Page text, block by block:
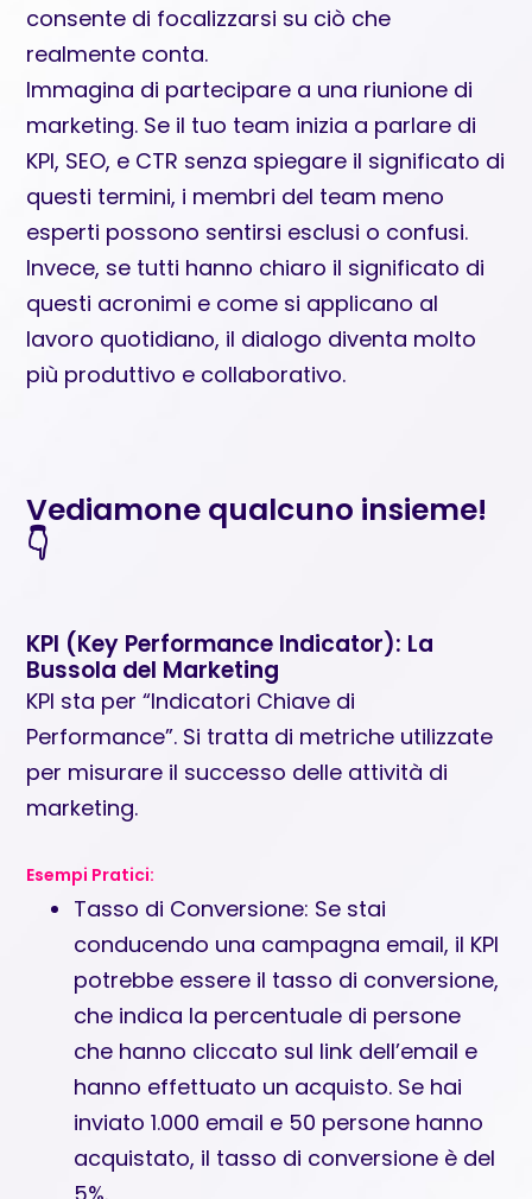
consente di focalizzarsi su ciò che
realmente conta.
Immagina di partecipare a una riunione di
marketing. Se il tuo team inizia a parlare di
KPI, SEO, e CTR senza spiegare il significato di
questi termini, i membri del team meno
esperti possono sentirsi esclusi o confusi.
Invece, se tutti hanno chiaro il significato di
questi acronimi e come si applicano al
lavoro quotidiano, il dialogo diventa molto
più produttivo e collaborativo.
Vediamone qualcuno insieme!
👇
KPI (Key Performance Indicator): La
Bussola del Marketing
KPI sta per “Indicatori Chiave di
Performance”. Si tratta di metriche utilizzate
per misurare il successo delle attività di
marketing.
Esempi Pratici:
Tasso di Conversione: Se stai
conducendo una campagna email, il KPI
potrebbe essere il tasso di conversione,
che indica la percentuale di persone
che hanno cliccato sul link dell’email e
hanno effettuato un acquisto. Se hai
inviato 1.000 email e 50 persone hanno
acquistato, il tasso di conversione è del